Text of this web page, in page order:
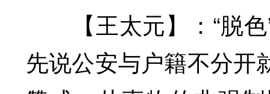
【王太元】：“脱色
先说公安与户籍不分开